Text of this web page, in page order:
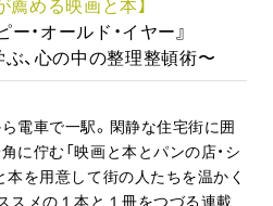
薦める映画と本】
ー・オールド・イヤー』
、心の中の整理整頓術〜
電車で一駅。閑静な住宅街に囲
に佇む「映画と本とパンの店・シ
本を用意して街の人たちを温かく
スメの１本と１冊をつづる連載